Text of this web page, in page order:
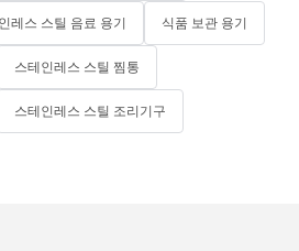
레스 스틸 음료 용기 식품 보관 용기
스테인레스 스틸 찜통
스테인레스 스틸 조리기구